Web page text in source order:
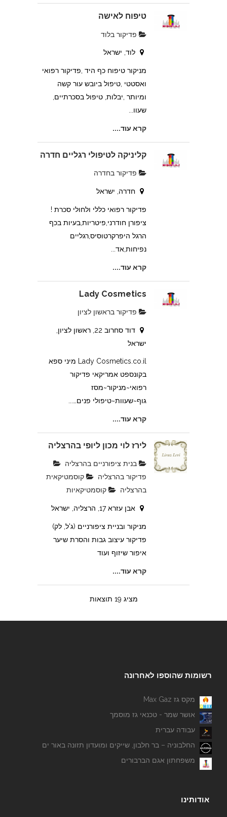
טיפוח לאישה
פדיקור בלוד
לוד, ישראל
מניקור טיפוח כף היד ,פדיקור רפואי
ואסטטי ,טיפול ביובש עור קשה
ומיותר ,יבלות, טיפול בסכרתיים,
שעוו...
קרא עוד....
קליניקה לטיפולי רגליים חדרה
פדיקור בחדרה
חדרה, ישראל
פדיקור רפואי כללי ולחולי סכרת !
ציפורן חודרני,פיטריות,בעיות בכף
הרגל היפרקרטוסיס,רגליים
נפיחות,אד...
קרא עוד....
Lady Cosmetics
פדיקור בראשון לציון
דוד סחרוב 22, ראשון לציון,
ישראל
Lady Cosmetics.co.il מיני ספא
בקונספט אמריקאי פדיקור
רפואי~מניקור~מסז
גוף~שעוות~טיפולי פנים…...
קרא עוד....
לירז לוי מכון ליופי בהרצליה
בנית ציפורניים בהרצליה
פדיקור בהרצליה
קוסמטיקאית
בהרצליה
קוסמטיקאיות
אבן עזרא 17, הרצליה, ישראל
מניקור ובניית ציפורניים (ג'ל, לק)
פדיקור עיצוב גבות והסרת שיער
איפור שיזוף ועוד
קרא עוד....
מציג 19 תוצאות
רשומות שהוספו לאחרונה
מקס גז Max Gaz
אושר שמר - טכנאי גז מוסמך
עבודה עברית
החלבוניה – בר חלבון, שייקים ומועדון תזונה באור ים
משפחתון אגם הברבורים
אודותינו